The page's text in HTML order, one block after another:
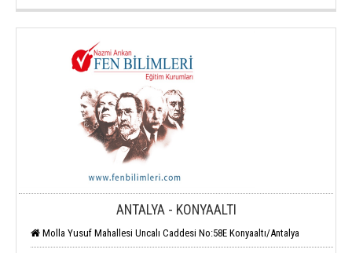
ANTALYA - KONYAALTI
Molla Yusuf Mahallesi Uncalı Caddesi No:58E Konyaaltı/Antalya